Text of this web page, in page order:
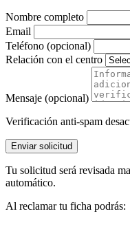
Nombre completo
Email
Teléfono (opcional)
Relación con el centro
Mensaje (opcional)
Verificación anti-spam
Enviar solicitud
Tu solicitud será revisada
automático.
Al reclamar tu ficha podrás: